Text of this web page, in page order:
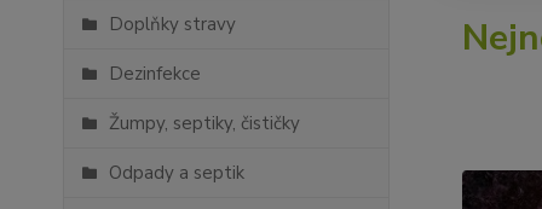
Doplňky stravy
Dezinfekce
Žumpy, septiky, čističky
Odpady a septik